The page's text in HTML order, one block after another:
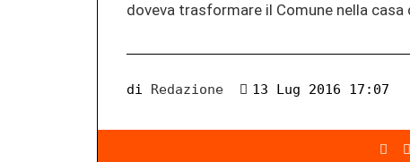
do­ve­va tras­for­ma­re il Co­mu­ne nella casa
di Redazione 13 Lug 2016 17:07